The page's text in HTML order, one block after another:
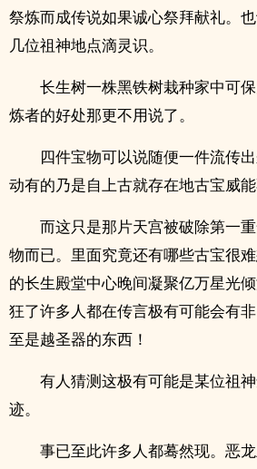
祭炼而成传说如果诚心祭拜献礼。
几位祖神地点滴灵识。
长生树一株黑铁树栽种家中可
炼者的好处那更不用说了。
四件宝物可以说随便一件流传
动有的乃是自上古就存在地古宝威能
而这只是那片天宫被破除第一
物而已。里面究竟还有哪些古宝很
的长生殿堂中心晚间凝聚亿万星光
狂了许多人都在传言极有可能会有
至是越圣器的东西！
有人猜测这极有可能是某位祖
迹。
事已至此许多人都蓦然现。恶